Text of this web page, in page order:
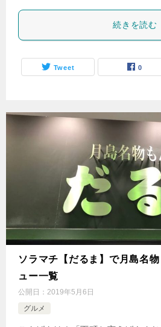
続きを読む
Tweet 0
ソラマチ【だるま】で月島名
ュー一覧
公開日： 2019年5月6日
グルメ